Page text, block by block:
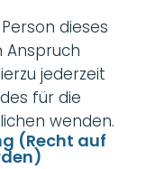
dieses
Anspruch
jederzeit
für die
wenden.
(Recht auf